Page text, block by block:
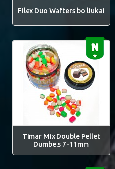
Filex Duo Wafters boiliukai
Timar Mix Double Pellet
Dumbels 7-11mm